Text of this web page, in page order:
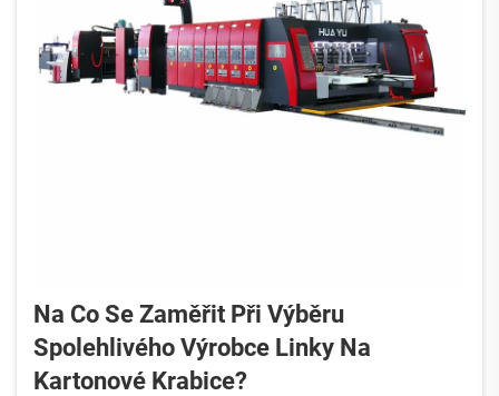
Na Co Se Zaměřit Při Výběru
Spolehlivého Výrobce Linky Na
Kartonové Krabice?